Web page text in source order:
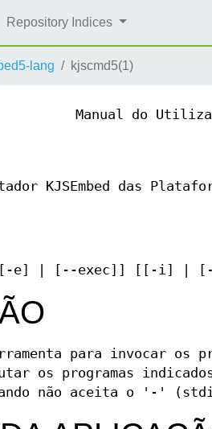
Repository Indices
lang kjscmd5(1)
Manual do
KJSEmbed das
e] | [--exec]] [[-i] | [-
para invocar os
os programas
não aceita o '-'